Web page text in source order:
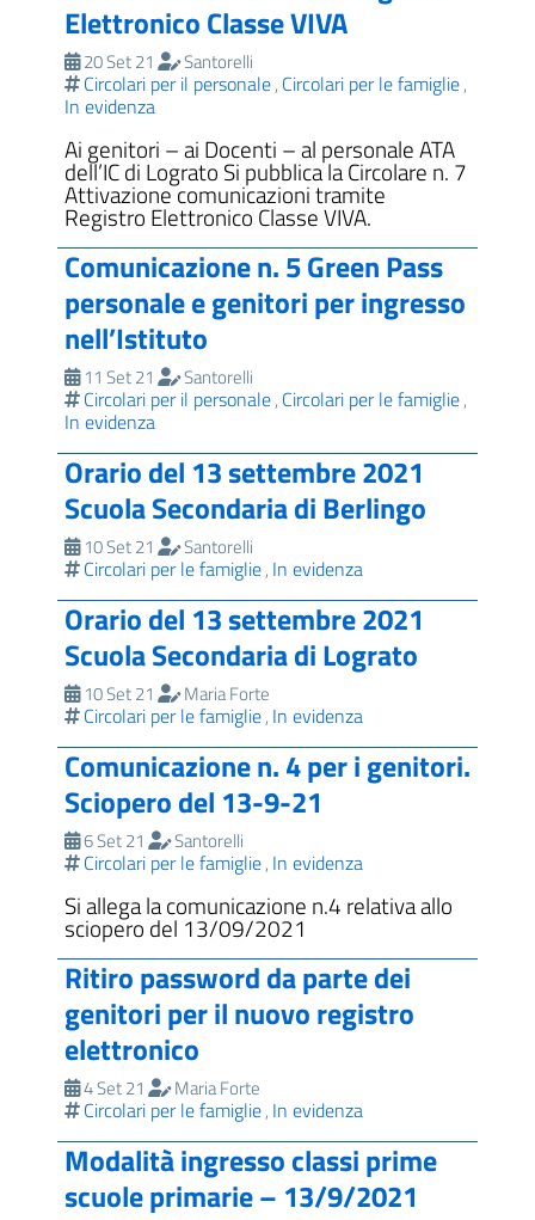
Elettronico Classe VIVA
20 Set 21 Santorelli
Circolari per il personale, Circolari per le famiglie,
In evidenza
Ai genitori – ai Docenti – al personale ATA
dell’IC di Lograto Si pubblica la Circolare n. 7
Attivazione comunicazioni tramite
Registro Elettronico Classe VIVA.
Comunicazione n. 5 Green Pass
personale e genitori per ingresso
nell’Istituto
11 Set 21 Santorelli
Circolari per il personale, Circolari per le famiglie,
In evidenza
Orario del 13 settembre 2021
Scuola Secondaria di Berlingo
10 Set 21 Santorelli
Circolari per le famiglie, In evidenza
Orario del 13 settembre 2021
Scuola Secondaria di Lograto
10 Set 21 Maria Forte
Circolari per le famiglie, In evidenza
Comunicazione n. 4 per i genitori.
Sciopero del 13-9-21
6 Set 21 Santorelli
Circolari per le famiglie, In evidenza
Si allega la comunicazione n.4 relativa allo
sciopero del 13/09/2021
Ritiro password da parte dei
genitori per il nuovo registro
elettronico
4 Set 21 Maria Forte
Circolari per le famiglie, In evidenza
Modalità ingresso classi prime
scuole primarie – 13/9/2021